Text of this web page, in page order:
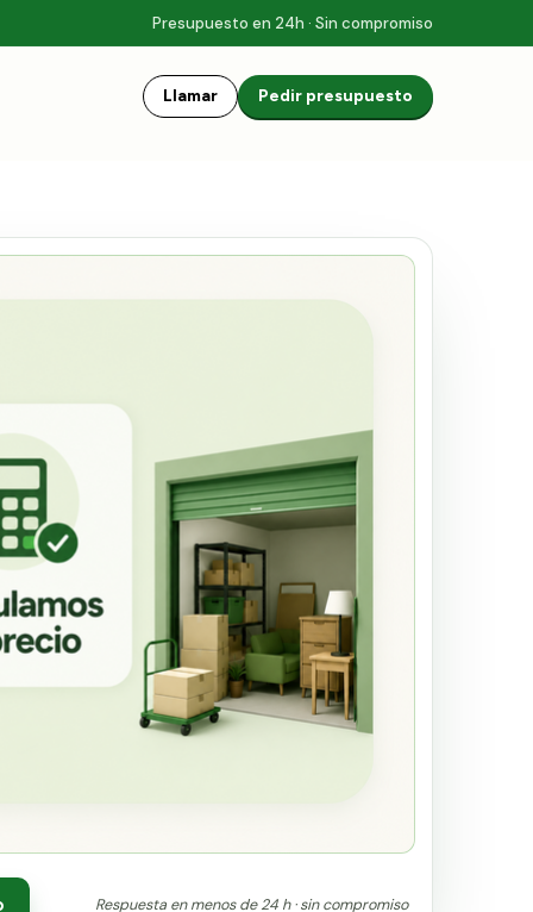
Presupuesto en 24h · Sin compromiso
Llamar Pedir presupuesto
Respuesta en menos de 24 h · sin compromiso